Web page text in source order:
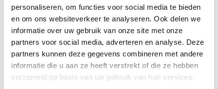
personaliseren, om functies voor social media te bieden
en om ons websiteverkeer te analyseren. Ook delen we
informatie over uw gebruik van onze site met onze
partners voor social media, adverteren en analyse. Deze
partners kunnen deze gegevens combineren met andere
informatie die u aan ze heeft verstrekt of die ze hebben
verzameld op basis van uw gebruik van hun services.
Marlies heeft de co-workingspace van
Startwijzer ontworpen. Haar design houdt
rekening met natuurlijke materialen, is